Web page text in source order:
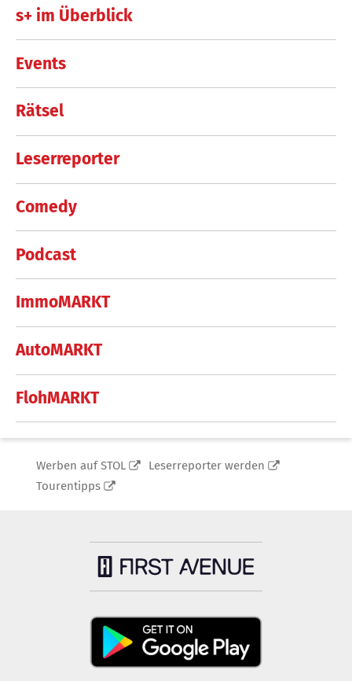
s+ im Überblick
Events
Rätsel
Leserreporter
Comedy
Podcast
ImmoMARKT
AutoMARKT
FlohMARKT
Werben auf STOL
Leserreporter werden
Tourentipps